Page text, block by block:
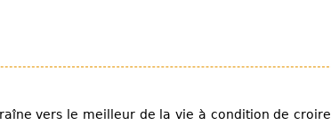
vers le meilleur de la vie à condition de croire